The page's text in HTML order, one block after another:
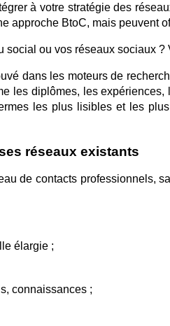
à votre stratégie des
approche BtoC, mais peuvent
social ou vos réseaux sociaux ?
dans les moteurs de
les diplômes, les
les plus lisibles et les
réseaux existants
de contacts professionnels,
élargie ;
connaissances ;